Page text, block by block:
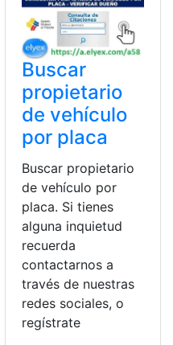
Buscar
propietario
de vehículo
por placa
Buscar propietario
de vehículo por
placa. Si tienes
alguna inquietud
recuerda
contactarnos a
través de nuestras
redes sociales, o
regístrate